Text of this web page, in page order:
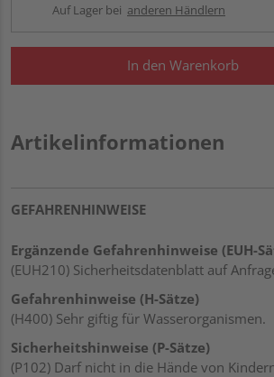
Auf Lager bei anderen Händlern
In den Warenkorb
Artikelinformationen
GEFAHRENHINWEISE
Ergänzende Gefahrenhinweise (EUH-
(EUH210) Sicherheitsdatenblatt auf
Gefahrenhinweise (H-Sätze)
(H400) Sehr giftig für Wasserorganismen.
Sicherheitshinweise (P-Sätze)
(P102) Darf nicht in die Hände von